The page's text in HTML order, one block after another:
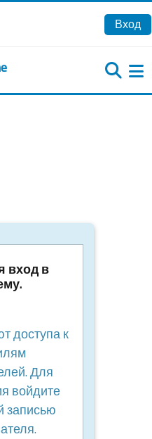
Вход
вход в
доступа к
Для
войдите
записью